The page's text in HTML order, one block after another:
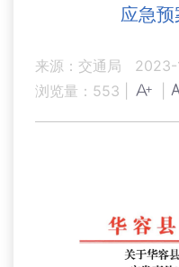
应急
来源：交通局
浏览量： 553